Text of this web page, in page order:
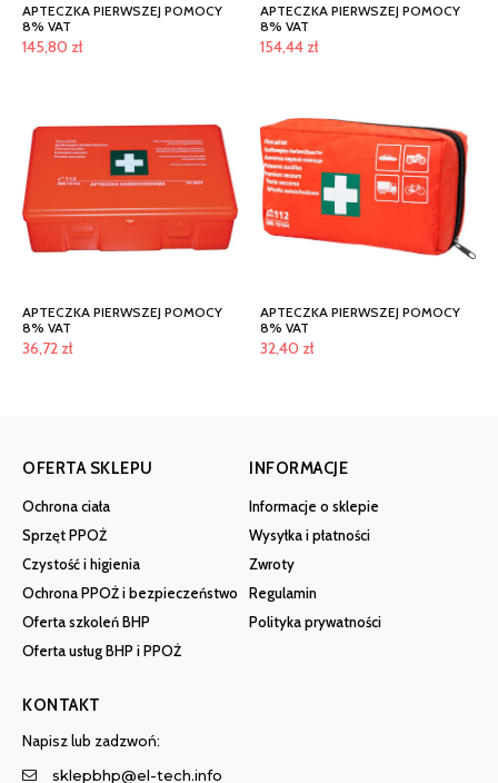
APTECZKA PIERWSZEJ POMOCY
8% VAT
145,80 zł
APTECZKA PIERWSZEJ POMOCY
8% VAT
154,44 zł
APTECZKA PIERWSZEJ POMOCY
8% VAT
36,72 zł
APTECZKA PIERWSZEJ POMOCY
8% VAT
32,40 zł
OFERTA SKLEPU
Ochrona ciała
Sprzęt PPOŻ
Czystość i higienia
Ochrona PPOŻ i bezpieczeństwo
Oferta szkoleń BHP
Oferta usług BHP i PPOŻ
INFORMACJE
Informacje o sklepie
Wysyłka i płatności
Zwroty
Regulamin
Polityka prywatności
KONTAKT
Napisz lub zadzwoń:
sklepbhp@el-tech.info